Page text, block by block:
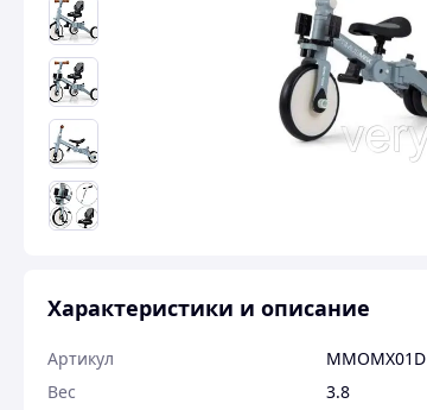
Характеристики и описание
Артикул
MMOMX01D
Вес
3.8